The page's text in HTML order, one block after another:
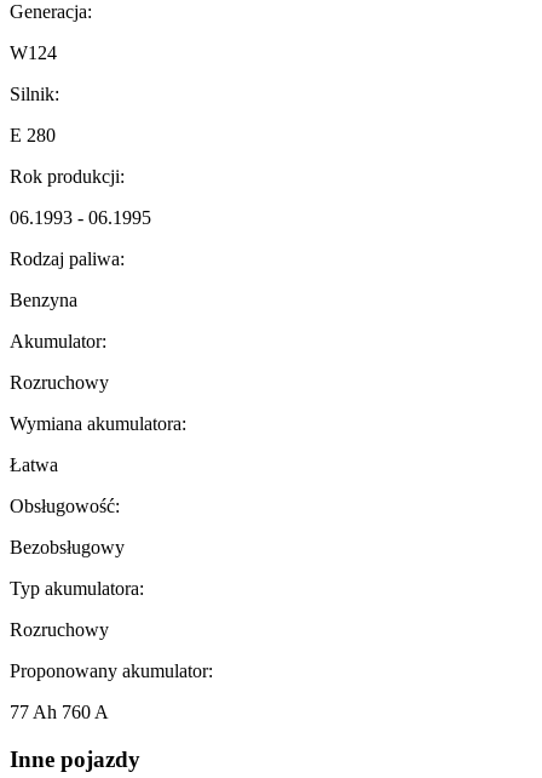
Generacja:
W124
Silnik:
E 280
Rok produkcji:
06.1993 - 06.1995
Rodzaj paliwa:
Benzyna
Akumulator:
Rozruchowy
Wymiana akumulatora:
Łatwa
Obsługowość:
Bezobsługowy
Typ akumulatora:
Rozruchowy
Proponowany akumulator:
77 Ah 760 A
Inne pojazdy